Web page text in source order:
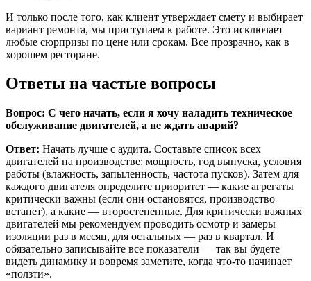
И только после того, как клиент утверждает смету и выбирает
вариант ремонта, мы приступаем к работе. Это исключает
любые сюрпризы по цене или срокам. Все прозрачно, как в
хорошем ресторане.
Ответы на частые вопросы
Вопрос: С чего начать, если я хочу наладить техническое
обслуживание двигателей, а не ждать аварий?
Ответ: Начать лучше с аудита. Составьте список всех
двигателей на производстве: мощность, год выпуска, условия
работы (влажность, запыленность, частота пусков). Затем для
каждого двигателя определите приоритет — какие агрегаты
критически важны (если они остановятся, производство
встанет), а какие — второстепенные. Для критически важных
двигателей мы рекомендуем проводить осмотр и замеры
изоляции раз в месяц, для остальных — раз в квартал. И
обязательно записывайте все показатели — так вы будете
видеть динамику и вовремя заметите, когда что-то начинает
«ползти».